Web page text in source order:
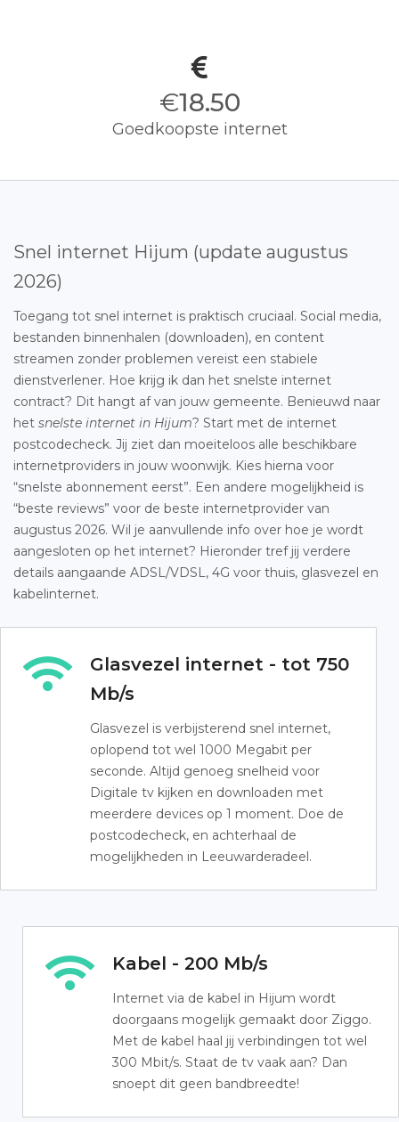
€18.50
Goedkoopste internet
Snel internet Hijum (update augustus
2026)
Toegang tot snel internet is praktisch cruciaal. Social media,
bestanden binnenhalen (downloaden), en content
streamen zonder problemen vereist een stabiele
dienstverlener. Hoe krijg ik dan het snelste internet
contract? Dit hangt af van jouw gemeente. Benieuwd naar
het snelste internet in Hijum? Start met de internet
postcodecheck. Jij ziet dan moeiteloos alle beschikbare
internetproviders in jouw woonwijk. Kies hierna voor
“snelste abonnement eerst”. Een andere mogelijkheid is
“beste reviews” voor de beste internetprovider van
augustus 2026. Wil je aanvullende info over hoe je wordt
aangesloten op het internet? Hieronder tref jij verdere
details aangaande ADSL/VDSL, 4G voor thuis, glasvezel en
kabelinternet.
Glasvezel internet - tot 750
Mb/s
Glasvezel is verbijsterend snel internet,
oplopend tot wel 1000 Megabit per
seconde. Altijd genoeg snelheid voor
Digitale tv kijken en downloaden met
meerdere devices op 1 moment. Doe de
postcodecheck, en achterhaal de
mogelijkheden in Leeuwarderadeel.
Kabel - 200 Mb/s
Internet via de kabel in Hijum wordt
doorgaans mogelijk gemaakt door Ziggo.
Met de kabel haal jij verbindingen tot wel
300 Mbit/s. Staat de tv vaak aan? Dan
snoept dit geen bandbreedte!